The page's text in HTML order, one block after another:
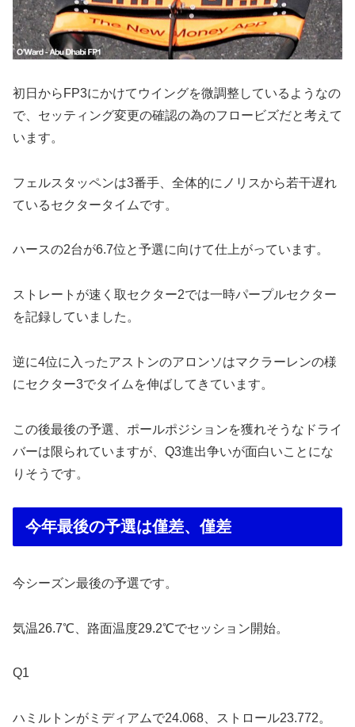
初日からFP3にかけてウイングを微調整しているようなの
で、セッティング変更の確認の為のフロービズだと考えて
います。
フェルスタッペンは3番手、全体的にノリスから若干遅れ
ているセクタータイムです。
ハースの2台が6.7位と予選に向けて仕上がっています。
ストレートが速く取セクター2では一時パープルセクター
を記録していました。
逆に4位に入ったアストンのアロンソはマクラーレンの様
にセクター3でタイムを伸ばしてきています。
この後最後の予選、ポールポジションを獲れそうなドライ
バーは限られていますが、Q3進出争いが面白いことにな
りそうです。
今年最後の予選は僅差、僅差
今シーズン最後の予選です。
気温26.7℃、路面温度29.2℃でセッション開始。
Q1
ハミルトンがミディアムで24.068、ストロール23.772。